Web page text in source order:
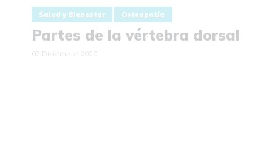
Salud y Bienestar Osteopatía
Partes de la vértebra dorsal
02 Diciembre 2020